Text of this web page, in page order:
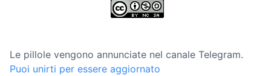
Le pillole vengono annunciate nel canale Telegram.
Puoi unirti per essere aggiornato